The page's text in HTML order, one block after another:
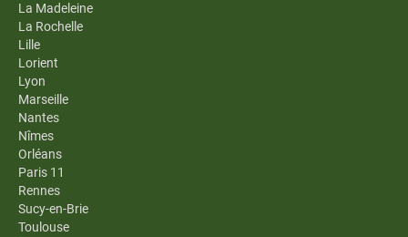
La Madeleine
La Rochelle
Lille
Lorient
Lyon
Marseille
Nantes
Nîmes
Orléans
Paris 11
Rennes
Sucy-en-Brie
Toulouse